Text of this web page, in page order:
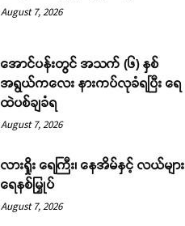
August 7, 2026
အောင်ပန်းတွင် အသက် (၆) နှစ်
အရွယ်ကလေး နားကပ်လုခံရပြီး ရေ
ထဲပစ်ချခံရ
August 7, 2026
လားရှိုး ရေကြီး၊ နေအိမ်နှင့် လယ်များ
ရေနစ်မြှုပ်
August 7, 2026